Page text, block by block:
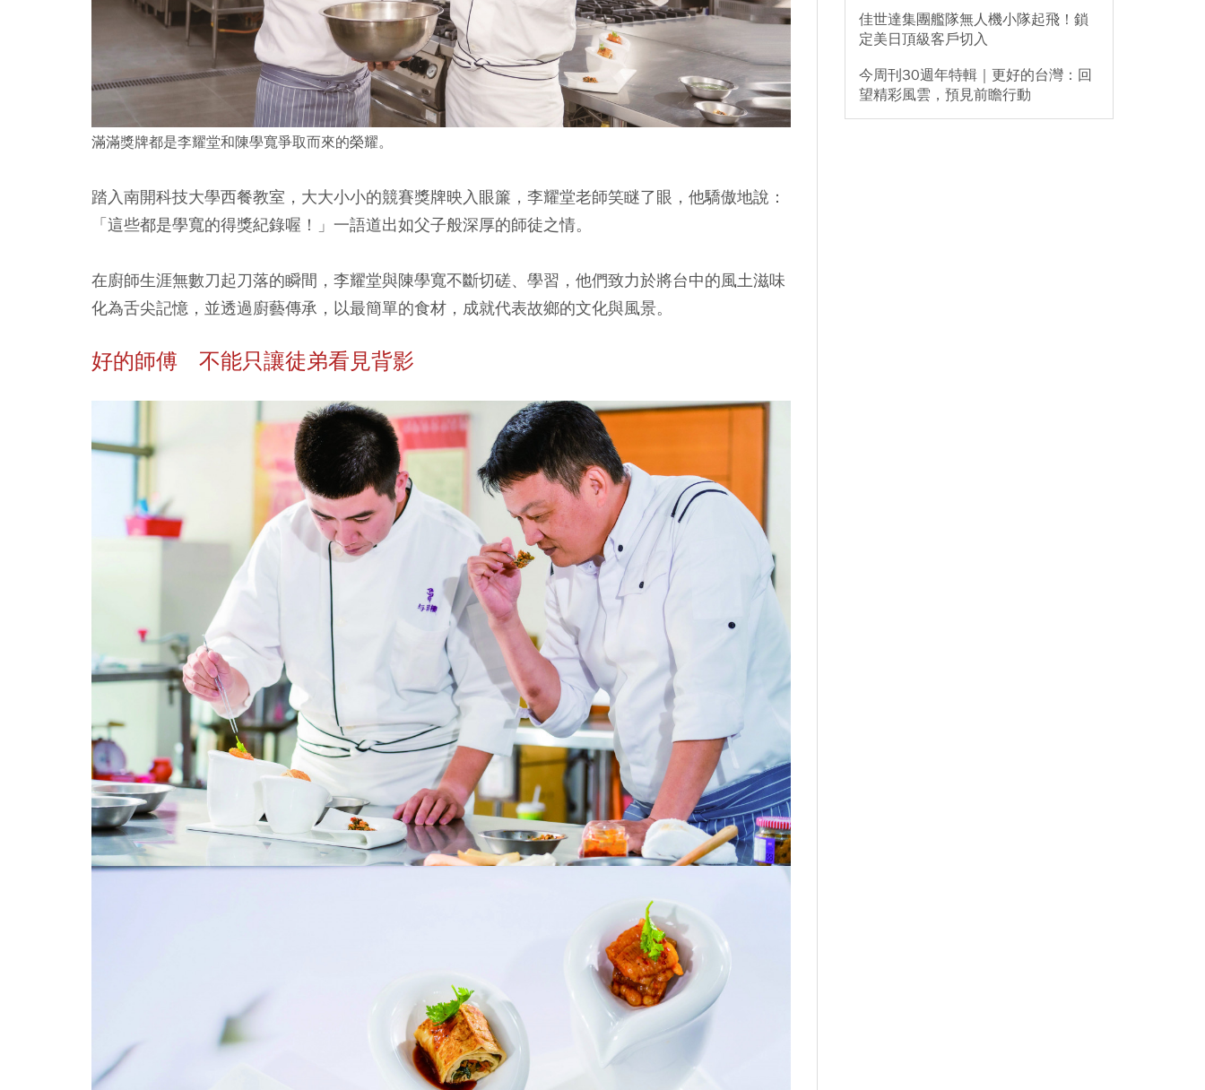
滿滿獎牌都是李耀堂和陳學寬爭取而來的榮耀。
踏入南開科技大學西餐教室，大大小小的競賽獎牌映入眼簾，李耀堂老師笑瞇了眼，他驕傲地說：
「這些都是學寬的得獎紀錄喔！」一語道出如父子般深厚的師徒之情。
在廚師生涯無數刀起刀落的瞬間，李耀堂與陳學寬不斷切磋、學習，他們致力於將台中的風土滋味
化為舌尖記憶，並透過廚藝傳承，以最簡單的食材，成就代表故鄉的文化與風景。
好的師傅 不能只讓徒弟看見背影
佳世達集團艦隊無人機小隊起飛！鎖
定美日頂級客戶切入
今周刊30週年特輯｜更好的台灣：回
望精彩風雲，預見前瞻行動